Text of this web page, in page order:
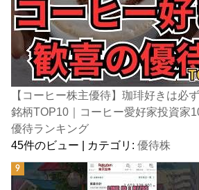
【コーヒー株主優待】珈琲好きは必
銘柄TOP10｜コーヒー愛好家投資家
優待ランキング
45件のビュー | カテゴリ:優待株